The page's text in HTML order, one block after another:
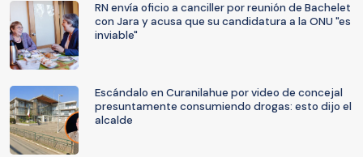
RN envía oficio a canciller por reunión de Bachelet
con Jara y acusa que su candidatura a la ONU "es
inviable"
Escándalo en Curanilahue por video de concejal
presuntamente consumiendo drogas: esto dijo el
alcalde